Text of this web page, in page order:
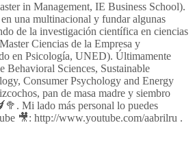
in Management, IE Business School).
una multinacional y fundar algunas
de la investigación científica en ciencias
Ciencias de la Empresa y
en Psicología, UNED). Últimamente
Behavioral Sciences, Sustainable
Consumer Psychology and Energy
pan de masa madre y siembro
Mi lado más personal lo puedes
🎥: http://www.youtube.com/aabrilru .